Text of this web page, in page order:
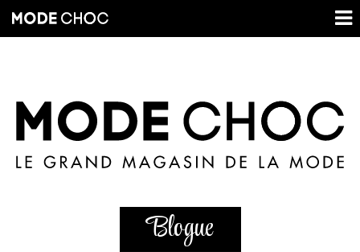
Blogue